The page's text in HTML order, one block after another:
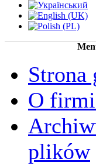
Strona
O
plików